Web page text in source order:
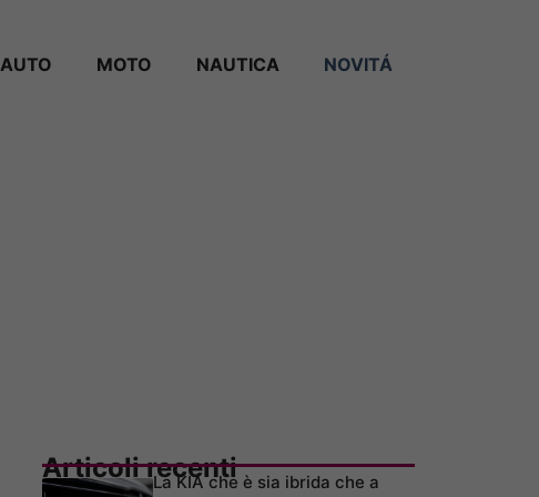
AUTO MOTO NAUTICA NOVITÁ
Articoli recentiLa KIA che è sia ibrida che a